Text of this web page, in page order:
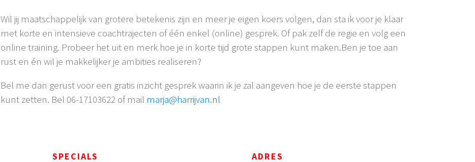
Wil jij maatschappelijk van grotere betekenis zijn en meer je eigen koers volgen, dan sta ik voor je klaar
met korte en intensieve coachtrajecten of één enkel (online) gesprek. Of pak zelf de regie en volg een
online training. Probeer het uit en merk hoe je in korte tijd grote stappen kunt maken.Ben je toe aan
rust en én wil je makkelijker je ambities realiseren?
Bel me dan gerust voor een gratis inzicht gesprek waarin ik je zal aangeven hoe je de eerste stappen
kunt zetten. Bel 06-17103622 of mail marja@harrijvan.nl
SPECIALS ADRES